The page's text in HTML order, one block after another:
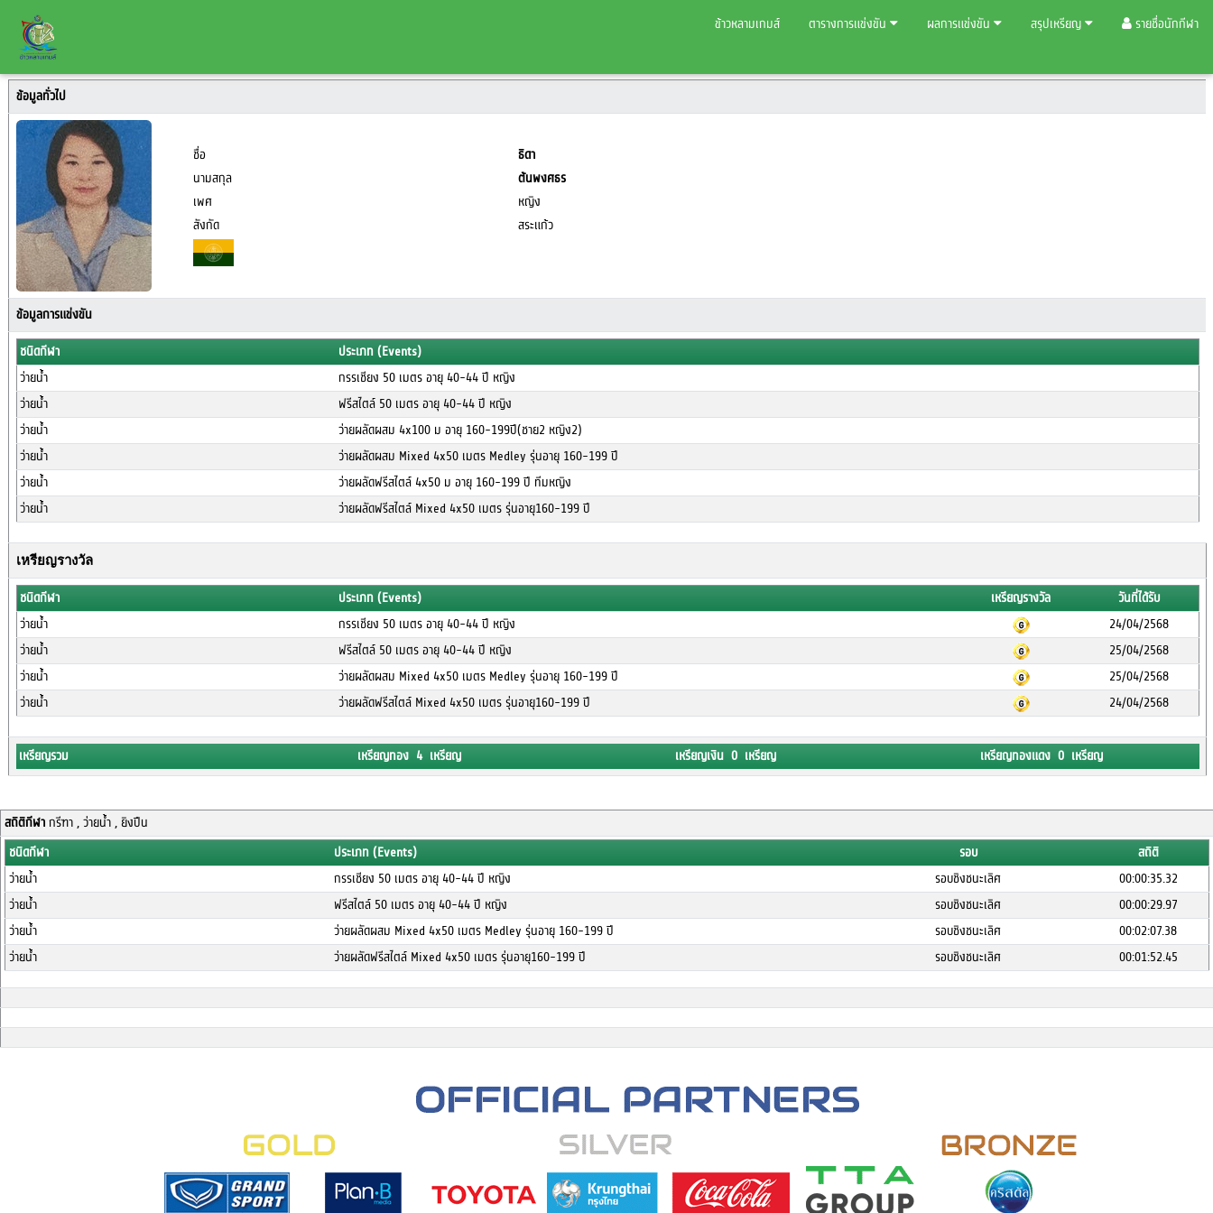
ข้าวหลามเกมส์ ตารางการแข่งขัน ผลการแข่งขัน สรุปเหรียญ รายชื่อนักกีฬา
ข้อมูลทั่วไป
ชื่อ
ธิดา
นามสกุล
ต้นพงศธร
เพศ
หญิง
สังกัด
สระแก้ว
ข้อมูลการแข่งขัน
ชนิดกีฬา
ประเภท (Events)
ว่ายน้ำ
กรรเชียง 50 เมตร อายุ 40-44 ปี หญิง
ว่ายน้ำ
ฟรีสไตล์ 50 เมตร อายุ 40-44 ปี หญิง
ว่ายน้ำ
ว่ายผลัดผสม 4x100 ม อายุ 160-199ปี(ชาย2 หญิง2)
ว่ายน้ำ
ว่ายผลัดผสม Mixed 4x50 เมตร Medley รุ่นอายุ 160-199 ปี
ว่ายน้ำ
ว่ายผลัดฟรีสไตล์ 4x50 ม อายุ 160-199 ปี ทีมหญิง
ว่ายน้ำ
ว่ายผลัดฟรีสไตล์ Mixed 4x50 เมตร รุ่นอายุ160-199 ปี
เหรียญรางวัล
ชนิดกีฬา ประเภท (Events) เหรียญรางวัล
วันที่ได้รับ
ว่ายน้ำ
กรรเชียง 50 เมตร อายุ 40-44 ปี หญิง
24/04/2568
ว่ายน้ำ
ฟรีสไตล์ 50 เมตร อายุ 40-44 ปี หญิง
25/04/2568
ว่ายน้ำ
ว่ายผลัดผสม Mixed 4x50 เมตร Medley รุ่นอายุ 160-199 ปี
25/04/2568
ว่ายน้ำ
ว่ายผลัดฟรีสไตล์ Mixed 4x50 เมตร รุ่นอายุ160-199 ปี 24/04/2568
เหรียญรวม เหรียญทอง 4 เหรียญ เหรียญเงิน 0 เหรียญ เหรียญทองแดง 0 เหรียญ
สถิติกีฬากรีฑา , ว่ายน้ำ , ยิงปืน
ชนิดกีฬา
ประเภท (Events) รอบ
สถิติ
ว่ายน้ำ
กรรเชียง 50 เมตร อายุ 40-44 ปี หญิง รอบชิงชนะเลิศ
00:00:35.32
ว่ายน้ำ
ฟรีสไตล์ 50 เมตร อายุ 40-44 ปี หญิง รอบชิงชนะเลิศ
00:00:29.97
ว่ายน้ำ
ว่ายผลัดผสม Mixed 4x50 เมตร Medley รุ่นอายุ 160-199 ปี รอบชิงชนะเลิศ
00:02:07.38
ว่ายน้ำ
ว่ายผลัดฟรีสไตล์ Mixed 4x50 เมตร รุ่นอายุ160-199 ปี รอบชิงชนะเลิศ 00:01:52.45